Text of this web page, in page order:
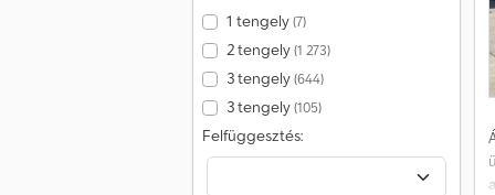
1 tengely(7)
2 tengely(1 273)
3 tengely(644)
3 tengely(105)
Felfüggesztés: